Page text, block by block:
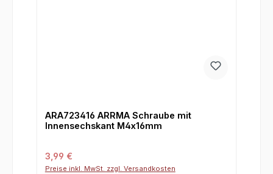
ARA723416 ARRMA Schraube mit
Innensechskant M4x16mm
Regulärer Preis:
3,99 €
Preise inkl. MwSt. zzgl. Versandkosten